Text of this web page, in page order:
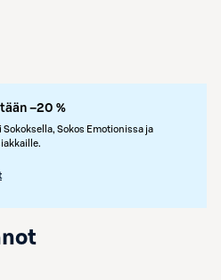
–20 %
Sokos Emotionissa ja